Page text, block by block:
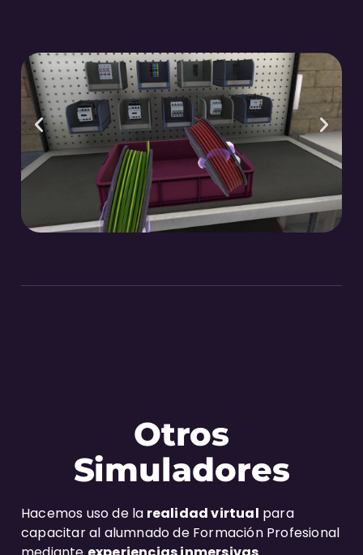
Otros
Simuladores
Hacemos uso de la realidad virtual para
capacitar al alumnado de Formación Profesional